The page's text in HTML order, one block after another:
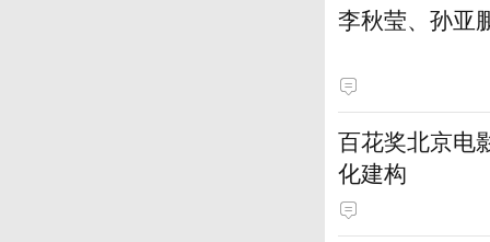
李秋莹、孙亚
百花奖北京电
化建构